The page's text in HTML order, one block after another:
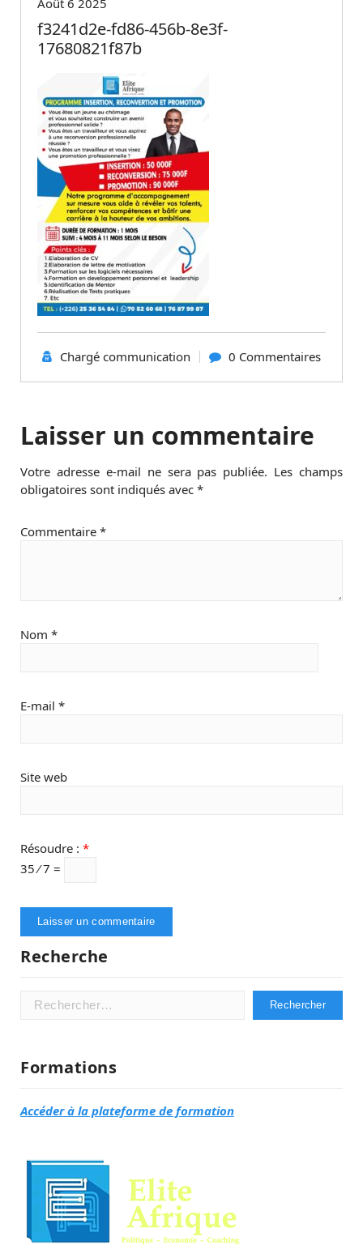
f3241d2e-fd86-456b-8e3f-
17680821f87b
Chargé communication 0 Commentaires
Laisser un commentaire
Votre adresse e-mail ne sera pas publiée. Les champs
obligatoires sont indiqués avec *
Commentaire *
Nom *
E-mail *
Site web
Résoudre : *
35 ⁄ 7 =
Recherche
Rechercher :
Formations
Accéder à la plateforme de formation